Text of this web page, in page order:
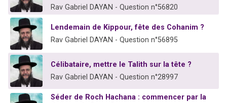
Rav Gabriel DAYAN - Question n°56820
Lendemain de Kippour, fête des Cohanim ?
Rav Gabriel DAYAN - Question n°56895
Célibataire, mettre le Talith sur la tête ?
Rav Gabriel DAYAN - Question n°28997
Séder de Roch Hachana : commencer par la